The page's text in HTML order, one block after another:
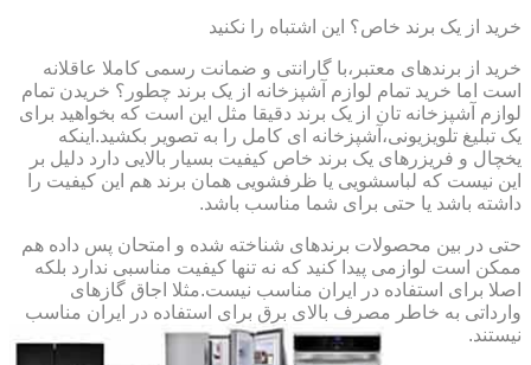
خرید از یک برند خاص؟ این اشتباه را نکنید
خرید از برندهای معتبر،با گارانتی و ضمانت رسمی کاملا عاقلانه
است اما خرید تمام لوازم آشپزخانه از یک برند چطور؟ خریدن تمام
لوازم آشپزخانه تان از یک برند دقیقا مثل این است که بخواهید برای
یک تبلیغ تلویزیونی،آشپزخانه ای کامل را به تصویر بکشید.اینکه
یخچال و فریزرهای یک برند خاص کیفیت بسیار بالایی دارد دلیل بر
این نیست که لباسشویی یا ظرفشویی همان برند هم این کیفیت را
داشته باشد یا حتی برای شما مناسب باشد.
حتی در بین محصولات برندهای شناخته شده و امتحان پس داده هم
ممکن است لوازمی پیدا کنید که نه تنها کیفیت مناسبی ندارد بلکه
اصلا برای استفاده در ایران مناسب نیست.مثلا اجاق گازهای
وارداتی به خاطر مصرف بالای برق برای استفاده در ایران مناسب
نیستند.